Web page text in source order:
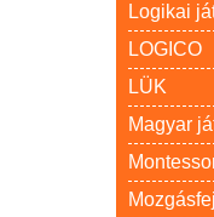
Logikai
LOGICO
LÜK
Magyar